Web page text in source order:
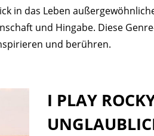
in das Leben
und Hingabe. Diese
und berühren.
I PLAY